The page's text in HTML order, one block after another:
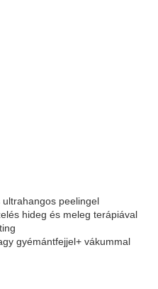
peelingel
hideg és meleg terápiával
gyémántfejjel+ vákummal